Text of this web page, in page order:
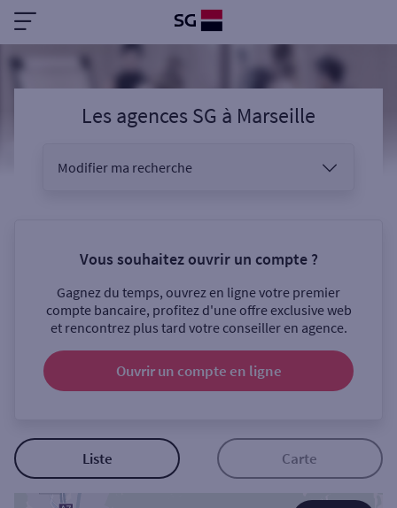
Les agences SG à Marseille
Modifier ma recherche
Sélectionnez votre recherche
Ouverte le samedi
Coffre-fort
Vous souhaitez ouvrir un compte ?
Gagnez du temps, ouvrez en ligne votre premier
compte bancaire, profitez d'une offre exclusive web
et rencontrez plus tard votre conseiller en agence.
Ouvrir un compte en ligne
Liste Carte